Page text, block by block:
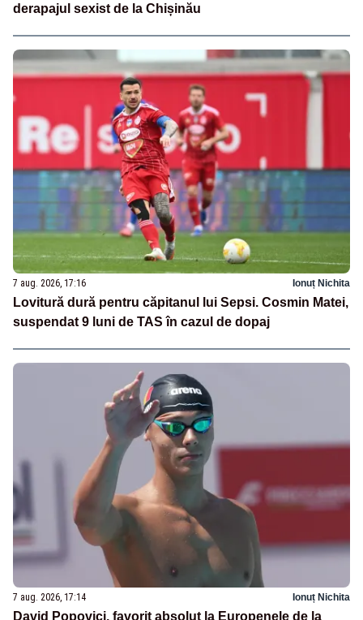
derapajul sexist de la Chișinău
7 aug. 2026, 17:16 Ionuț Nichita
Lovitură dură pentru căpitanul lui Sepsi. Cosmin Matei,
suspendat 9 luni de TAS în cazul de dopaj
7 aug. 2026, 17:14 Ionuț Nichita
David Popovici, favorit absolut la Europenele de la